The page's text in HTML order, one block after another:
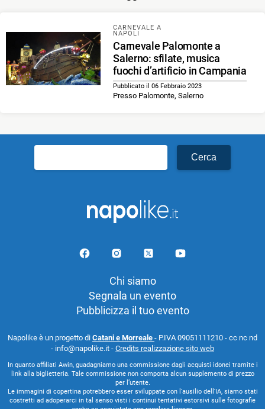
CARNEVALE A
NAPOLI
Carnevale Palomonte a
Salerno: sfilate, musica
fuochi d’artificio in Campania
Pubblicato il 06 Febbraio 2023
Presso Palomonte, Salerno
per:
Chi siamo
Segnala un evento
Pubblicizza il tuo evento
Napolike è un progetto di Catani e Morreale - P.IVA 09051111210 - cc nc nd
- info@napolike.it - Credits realizzazione sito web
In quanto affiliati Awin, guadagniamo una commissione dagli acquisti idonei tramite i
link alla biglietteria. Tale commissione non comporta alcun supplemento di prezzo
per l’utente.
Le immagini di copertina potrebbero esser sviluppate con l'ausilio dell'IA, siamo stati
costretti ad adoperarci in tal senso visti i continui tentativi estorsivi sulle fotografie